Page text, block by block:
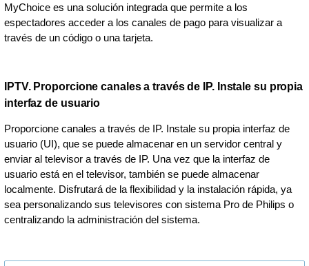
MyChoice es una solución integrada que permite a los
espectadores acceder a los canales de pago para visualizar a
través de un código o una tarjeta.
IPTV. Proporcione canales a través de IP. Instale su propia
interfaz de usuario
Proporcione canales a través de IP. Instale su propia interfaz de
usuario (UI), que se puede almacenar en un servidor central y
enviar al televisor a través de IP. Una vez que la interfaz de
usuario está en el televisor, también se puede almacenar
localmente. Disfrutará de la flexibilidad y la instalación rápida, ya
sea personalizando sus televisores con sistema Pro de Philips o
centralizando la administración del sistema.